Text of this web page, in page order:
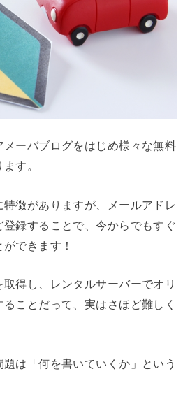
ーバブログをはじめ様々な無料
す。
徴がありますが、メールアドレ
登録することで、今からでもすぐ
できます！
得し、レンタルサーバーでオリ
ことだって、実はさほど難しく
は「何を書いていくか」という